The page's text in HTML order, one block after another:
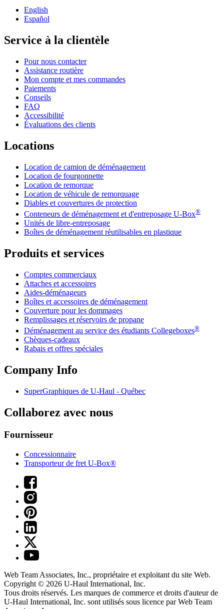
English
Español
Service à la clientèle
Pour nous contacter
Assistance routière
Mon compte et mes commandes
Paiements
Conseils
FAQ
Accessibilité
Évaluations des clients
Locations
Location de camion de déménagement
Location de fourgonnette
Location de remorque
Location de véhicule de remorquage
Diables et couvertures de protection
Conteneurs de déménagement et d'entreposage U-Box®
Unités de libre-entreposage
Boîtes de déménagement réutilisables en plastique
Produits et services
Comptes commerciaux
Attaches et accessoires
Aides-déménageurs
Boîtes et accessoires de déménagement
Couverture pour les dommages
Remplissages et réservoirs de propane
Déménagement au service des étudiants Collegeboxes®
Chèques-cadeaux
Rabais et offres spéciales
Company Info
SuperGraphiques de U-Haul - Québec
Collaborez avec nous
Fournisseur
Concessionnaire
Transporteur de fret U-Box®
Web Team Associates, Inc., propriétaire et exploitant du site Web.
Copyright © 2026 U-Haul International, Inc.
Tous droits réservés. Les marques de commerce et droits d'auteur de
U-Haul International, Inc. sont utilisés sous licence par Web Team